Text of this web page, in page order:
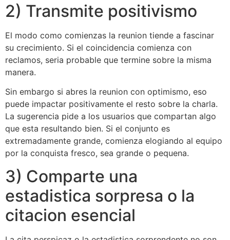
2) Transmite positivismo
El modo como comienzas la reunion tiende a fascinar
su crecimiento. Si el coincidencia comienza con
reclamos, seri­a probable que termine sobre la misma
manera.
Sin embargo si abres la reunion con optimismo, eso
puede impactar positivamente el resto sobre la charla.
La sugerencia pide a los usuarios que compartan algo
que esta resultando bien. Si el conjunto es
extremadamente grande, comienza elogiando al equipo
por la conquista fresco, sea grande o pequena.
3) Comparte una
estadistica sorpresa o la
citacion esencial